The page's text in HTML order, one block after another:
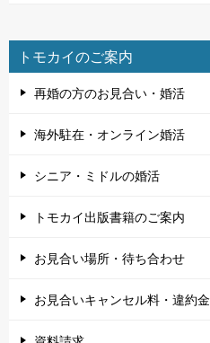
トモカイのご案内
再婚の方のお見合い・婚活
海外駐在・オンライン婚活
シニア・ミドルの婚活
トモカイ出版書籍のご案内
お見合い場所・待ち合わせ
お見合いキャンセル料・違約金